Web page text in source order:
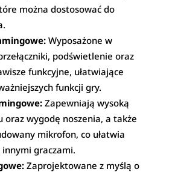
można dostosować do
Wyposażone w
podświetlenie oraz
funkcyjne, ułatwiające
funkcji gry.
Zapewniają wysoką
oraz wygodę noszenia, a także
mikrofon, co ułatwia
graczami.
Zaprojektowane z myślą o